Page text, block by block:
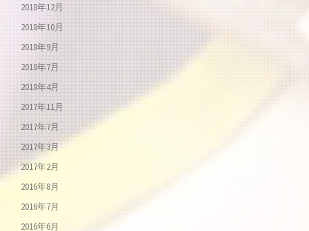
2018年12月
2018年10月
2018年9月
2018年7月
2018年4月
2017年11月
2017年7月
2017年3月
2017年2月
2016年8月
2016年7月
2016年6月